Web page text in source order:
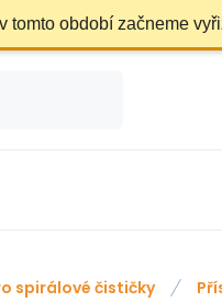
období začneme
spirálové čističky